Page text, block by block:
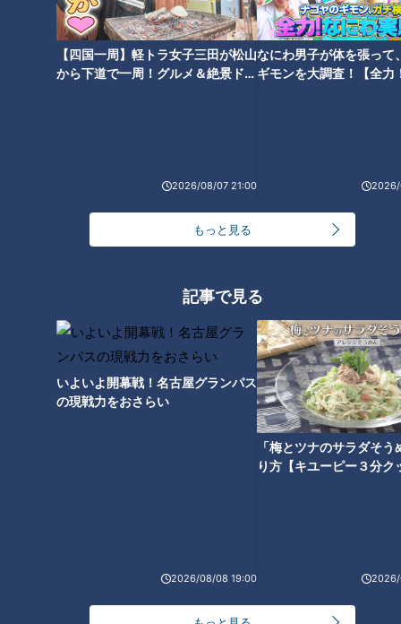
【四国一周】軽トラ女子三田が松山
から下道で一周！グルメ＆絶景ドラ
2026/08/07 21:00
なにわ男子が体を張って
ギモンを大調査！【全力
2026/
もっと見る
記事で見る
いよいよ開幕戦！名古屋グランパス
の現戦力をおさらい
2026/08/08 19:00
「梅とツナのサラダそう
り方【キユーピー３分ク
2026/
ねられ死亡 一部区間で一時運転見合わせに お盆休
みで空港へ向かう旅行客に影響 愛知・知多市
2026/08/08 20:23
車いすテニス小田凱人選手 病気と闘う子どもたち
「ついに出たかなという感じ」と近隣住人 東海地
方で今年度初の人身被害 岐阜・高山市
愛知で水難事故が相次ぐ 東栄町では川でおぼれか
もっと見る
個人情報の取扱いについてはこちらをご覧ください。
特定個人情報等（マイナンバー）の取扱いについてはこちらをご覧くださ
JASRAC許諾番号 9010248012Y45038 / © 2000 CHUBU-NIPPON BROADCASTING